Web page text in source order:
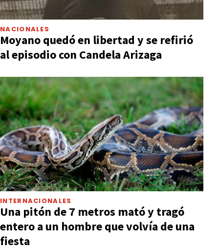
NACIONALES
Moyano quedó en libertad y se refirió
al episodio con Candela Arizaga
INTERNACIONALES
Una pitón de 7 metros mató y tragó
entero a un hombre que volvía de una
fiesta